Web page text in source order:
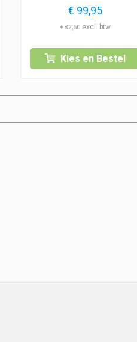
€ 99,95
€82,60
Kies en Bestel